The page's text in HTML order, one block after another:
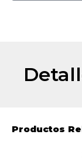
Productos